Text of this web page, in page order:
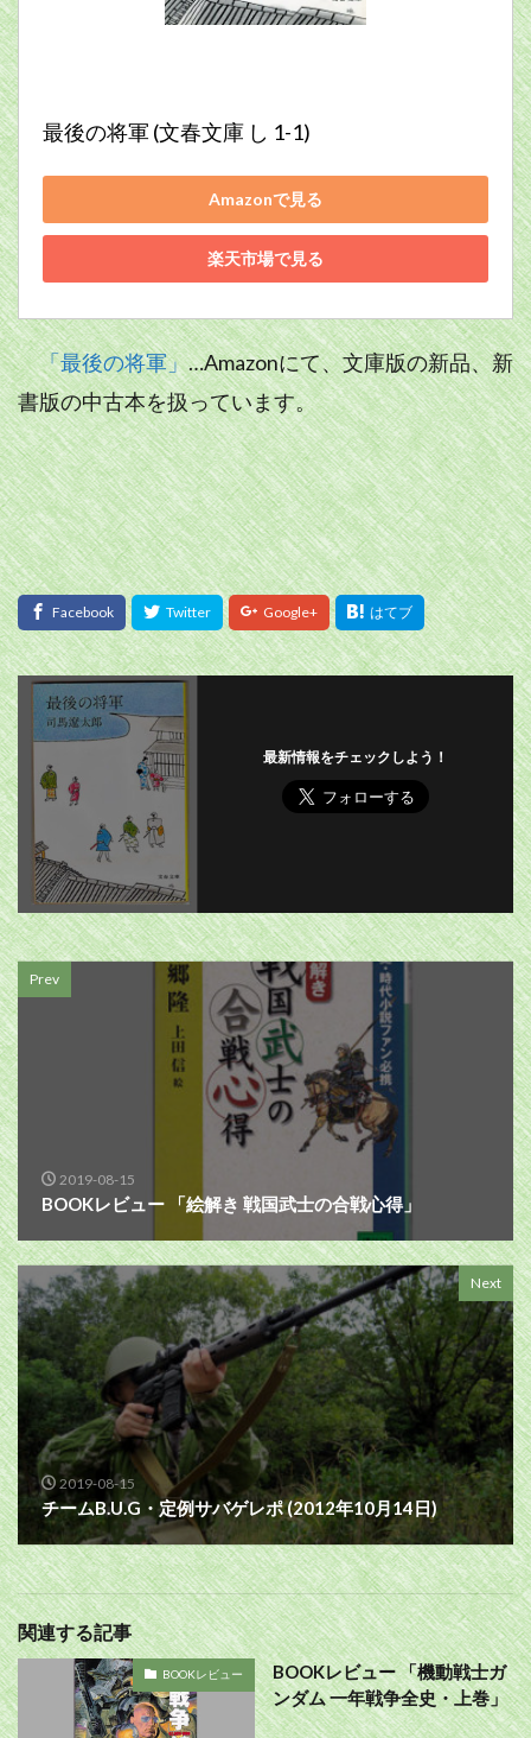
最後の将軍 (文春文庫 し 1-1)
Amazonで見る
楽天市場で見る
「最後の将軍」…Amazonにて、文庫版の新品、新
書版の中古本を扱っています。
最新情報をチェックしよう！
Prev
2019-08-15
BOOKレビュー 「絵解き 戦国武士の合戦心得」
Next
2019-08-15
チームB.U.G・定例サバゲレポ (2012年10月14日)
関連する記事
BOOKレビュー
BOOKレビュー 「機動戦士ガ
ンダム 一年戦争全史・上巻」